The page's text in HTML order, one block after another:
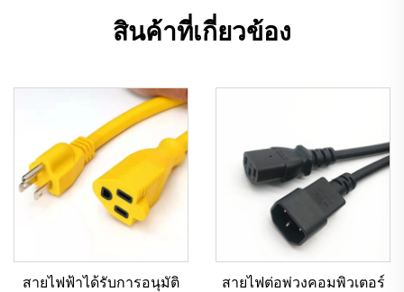
สินค้าที่เกี่ยวข้อง
สายไฟฟ้าได้รับการอนุมัติ
สายไฟต่อพ่วงคอมพิวเตอร์